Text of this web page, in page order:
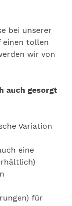
bei unserer
einen tollen
wir von
auch gesorgt
Variation
eine
für